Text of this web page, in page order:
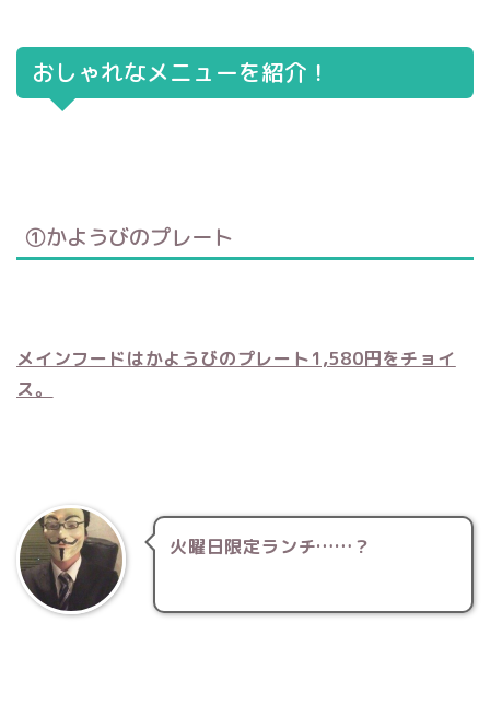
おしゃれなメニューを紹介！
①かようびのプレート
メインフードはかようびのプレート1,580円をチョイ
ス。
火曜日限定ランチ……？